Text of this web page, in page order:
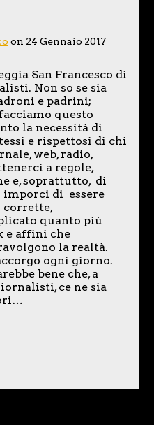
on 24 Gennaio 2017
San Francesco di
Non so se sia
e padrini;
questo
la necessità di
e rispettosi di chi
web, radio,
a regole,
e, soprattutto, di
imporci di essere
quanto più
e affini che
la realtà.
ogni giorno.
bene che, a
ce ne sia